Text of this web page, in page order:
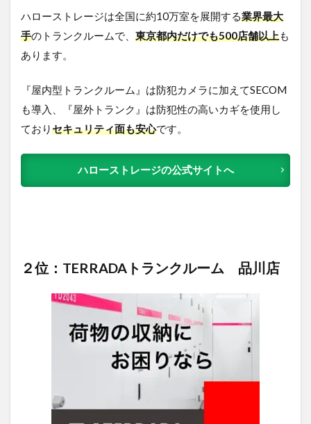
ハローストレージは全国に約10万室を展開する業界最大
手のトランクルームで、 東京都内だけでも500店舗以上も
あります。
『屋内型トランクルーム』は防犯カメラに加えてSECOM
も導入、『屋外トランク』は防犯性の高いカギを使用し
ておりセキュリティ面も安心です。
ハローストレージの公式サイトへ
２位：TERRADAトランクルーム 品川店